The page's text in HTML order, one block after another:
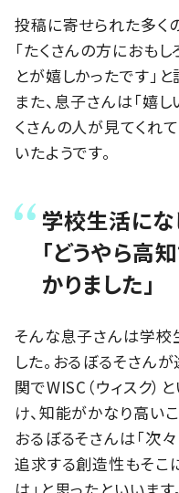
投稿に寄せられた多く
「たくさんの方におも
とが嬉しかったです」と
また、息子さんは「嬉
くさんの人が見てくれて
いたようです。
学校生活に
「どうやら高
かりました」
そんな息子さんは学校
した。おるぼるそさん
関でWISC（ウィスク
け、知能がかなり高い
おるぼるそさんは「次
追求する創造性もそこ